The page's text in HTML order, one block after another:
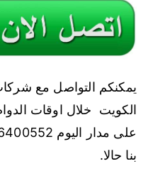
يمكنكم التواصل مع
الكويت خلال اوقات
بنا حالا.